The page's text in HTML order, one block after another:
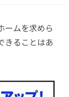
ームを求めら
きることはあ